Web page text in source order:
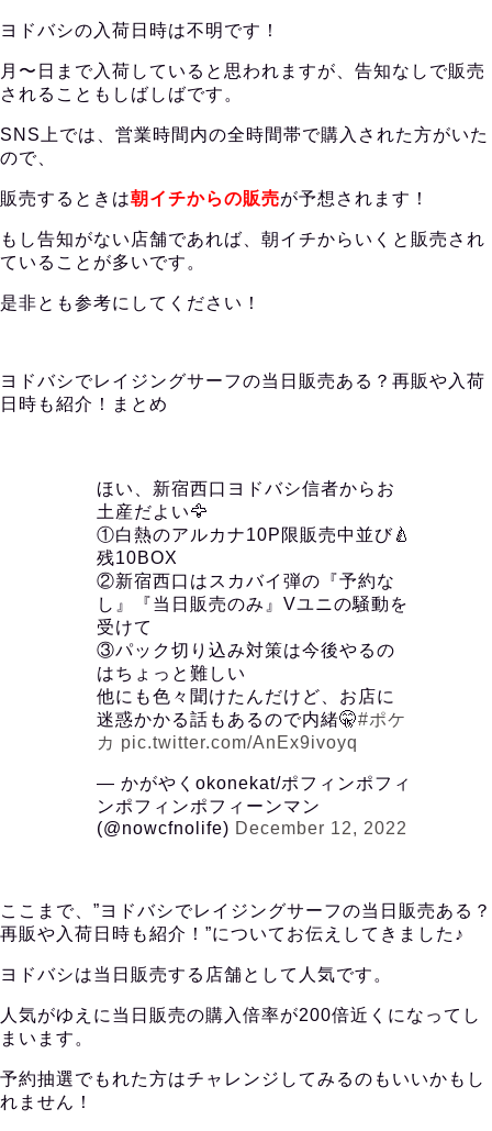
ヨドバシの入荷日時は不明です！
月〜日まで入荷していると思われますが、告知なしで販売
されることもしばしばです。
SNS上では、営業時間内の全時間帯で購入された方がいた
ので、
販売するときは朝イチからの販売が予想されます！
もし告知がない店舗であれば、朝イチからいくと販売され
ていることが多いです。
是非とも参考にしてください！
ヨドバシでレイジングサーフの当日販売ある？再販や入荷
日時も紹介！まとめ
ほい、新宿西口ヨドバシ信者からお
土産だよい🦅
①白熱のアルカナ10P限販売中並び🍐
残10BOX
②新宿西口はスカバイ弾の『予約な
し』『当日販売のみ』Vユニの騒動を
受けて
③パック切り込み対策は今後やるの
はちょっと難しい
他にも色々聞けたんだけど、お店に
迷惑かかる話もあるので内緒🤫#ポケ
カ pic.twitter.com/AnEx9ivoyq
— かがやくokonekat/ポフィンポフィ
ンポフィンポフィーンマン
(@nowcfnolife) December 12, 2022
ここまで、”ヨドバシでレイジングサーフの当日販売ある？
再販や入荷日時も紹介！”についてお伝えしてきました♪
ヨドバシは当日販売する店舗として人気です。
人気がゆえに当日販売の購入倍率が200倍近くになってし
まいます。
予約抽選でもれた方はチャレンジしてみるのもいいかもし
れません！